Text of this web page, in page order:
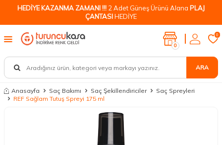
HEDİYE KAZANMA ZAMANI !!! 2 Adet Güneş Ürünü Alana PLAJ
ÇANTASIHEDİYE
ARA
0
0
Anasayfa Saç Bakımı Saç Şekillendiriciler
Saç Spreyleri
REF Sağlam Tutuş Spreyi 175 ml